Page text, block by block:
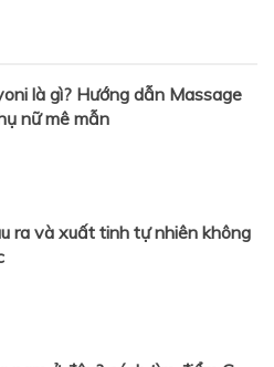
là gì? Hướng dẫn Massage
nữ mê mẫn
ra và xuất tinh tự nhiên không